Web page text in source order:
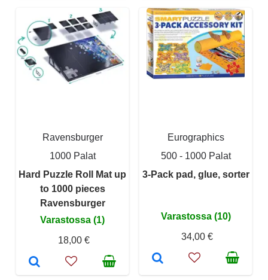
Ravensburger
1000 Palat
Hard Puzzle Roll Mat up
to 1000 pieces
Ravensburger
Varastossa (1)
18,00 €
Eurographics
500 - 1000 Palat
3-Pack pad, glue, sorter
Varastossa (10)
34,00 €